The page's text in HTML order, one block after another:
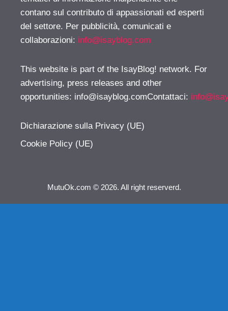
contano sul contributo di appassionati ed esperti
del settore. Per pubblicità, comunicati e
collaborazioni: info@isayblog.com
This website is part of the IsayBlog! network. For
advertising, press releases and other
opportunities: info@isayblog.comContattaci:
Dichiarazione sulla Privacy (UE)
Cookie Policy (UE)
MutuOk.com © 2026. All right reserverd.